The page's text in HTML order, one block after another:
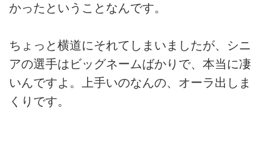
かったということなんです。
ちょっと横道にそれてしまいましたが、シニ
アの選手はビッグネームばかりで、本当に凄
いんですよ。上手いのなんの、オーラ出しま
くりです。